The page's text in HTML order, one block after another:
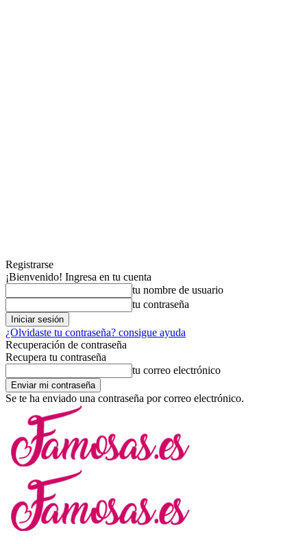
Registrarse
¡Bienvenido! Ingresa en tu cuenta
tu nombre de usuario
tu contraseña
¿Olvidaste tu contraseña? consigue ayuda
Recuperación de contraseña
Recupera tu contraseña
tu correo electrónico
Se te ha enviado una contraseña por correo electrónico.